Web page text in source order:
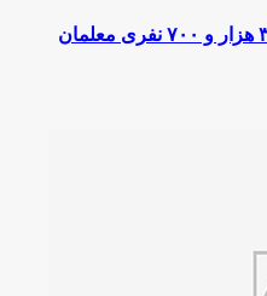
خپلی دانش‌آموزان ایرانی با کمبود ۳ هزار و ۷۰۰ نفری معلمان